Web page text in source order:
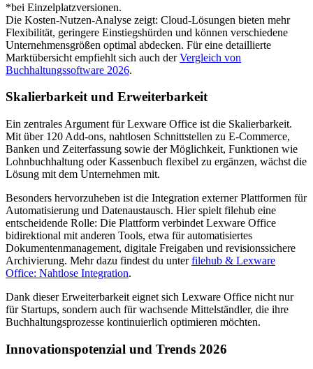
*bei Einzelplatzversionen.
Die Kosten-Nutzen-Analyse zeigt: Cloud-Lösungen bieten mehr
Flexibilität, geringere Einstiegshürden und können verschiedene
Unternehmensgrößen optimal abdecken. Für eine detaillierte
Marktübersicht empfiehlt sich auch derVergleich von
Buchhaltungssoftware 2026.
Skalierbarkeit und Erweiterbarkeit
Ein zentrales Argument für Lexware Office ist die Skalierbarkeit.
Mit über 120 Add-ons, nahtlosen Schnittstellen zu E-Commerce,
Banken und Zeiterfassung sowie der Möglichkeit, Funktionen wie
Lohnbuchhaltung oder Kassenbuch flexibel zu ergänzen, wächst die
Lösung mit dem Unternehmen mit.
Besonders hervorzuheben ist die Integration externer Plattformen für
Automatisierung und Datenaustausch. Hier spielt filehub eine
entscheidende Rolle: Die Plattform verbindet Lexware Office
bidirektional mit anderen Tools, etwa für automatisiertes
Dokumentenmanagement, digitale Freigaben und revisionssichere
Archivierung. Mehr dazu findest du unterfilehub & Lexware
Office: Nahtlose Integration.
Dank dieser Erweiterbarkeit eignet sich Lexware Office nicht nur
für Startups, sondern auch für wachsende Mittelständler, die ihre
Buchhaltungsprozesse kontinuierlich optimieren möchten.
Innovationspotenzial und Trends 2026